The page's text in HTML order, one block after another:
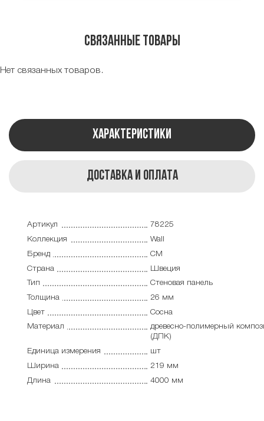
Связанные товары
Нет связанных товаров.
Характеристики
Доставка и оплата
Артикул
78225
Коллекция
Wall
Бренд
CM
Страна
Швеция
Тип
Cтеновая панель
Толщина
26 мм
Цвет
Сосна
Материал
древесно-полимерный
(ДПК)
Единица измерения
шт
Ширина
219 мм
Длина
4000 мм